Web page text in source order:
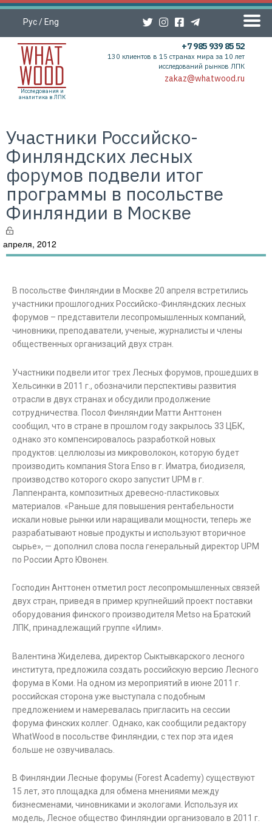
Рус/ Eng
Исследования и
аналитика в ЛПК
+7 985 939 85 52
130 клиентов в 15 странах мира за 10 лет
исследований рынков ЛПК
zakaz@whatwood.ru
Участники Российско-
Финляндских лесных
форумов подвели итог
программы в посольстве
Финляндии в Москве
апреля, 2012
В посольстве Финляндии в Москве 20 апреля встретились
участники прошлогодних Российско-Финляндских лесных
форумов – представители лесопромышленных компаний,
чиновники, преподаватели, ученые, журналисты и члены
общественных организаций двух стран.
Участники подвели итог трех Лесных форумов, прошедших в
Хельсинки в 2011 г., обозначили перспективы развития
отрасли в двух странах и обсудили продолжение
сотрудничества. Посол Финляндии Матти Анттонен
сообщил, что в стране в прошлом году закрылось 33 ЦБК,
однако это компенсировалось разработкой новых
продуктов: целлюлозы из микроволокон, которую будет
производить компания Stora Enso в г. Иматра, биодизеля,
производство которого скоро запустит UPM в г.
Лаппенранта, композитных древесно-пластиковых
материалов. «Раньше для повышения рентабельности
искали новые рынки или наращивали мощности, теперь же
разрабатывают новые продукты и используют вторичное
сырье», — дополнил слова посла генеральный директор UPM
по России Арто Ювонен.
Господин Анттонен отметил рост лесопромышленных связей
двух стран, приведя в пример крупнейший проект поставки
оборудования финского производителя Metso на Братский
ЛПК, принадлежащий группе «Илим».
Валентина Жиделева, директор Сыктывкарского лесного
института, предложила создать российскую версию Лесного
форума в Коми. На одном из мероприятий в июне 2011 г.
российская сторона уже выступала с подобным
предложением и намеревалась пригласить на сессии
форума финских коллег. Однако, как сообщили редактору
WhatWood в посольстве Финляндии, с тех пор эта идея
больше не озвучивалась.
В Финляндии Лесные форумы (Forest Academy) существуют
15 лет, это площадка для обмена мнениями между
бизнесменами, чиновниками и экологами. Используя их
модель, Лесное общество Финляндии организовало в 2011 г.